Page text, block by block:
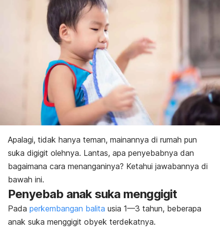
Apalagi, tidak hanya teman, mainannya di rumah pun
suka digigit olehnya. Lantas, apa penyebabnya dan
bagaimana cara menanganinya? Ketahui jawabannya di
bawah ini.
Penyebab anak suka menggigit
Pada perkembangan balita usia 1—3 tahun, beberapa
anak suka menggigit obyek terdekatnya.